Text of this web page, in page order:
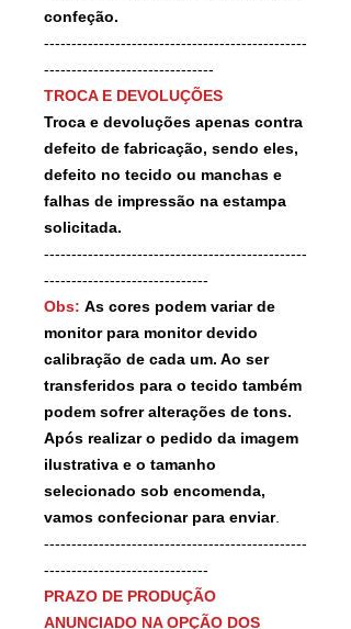
confeção.
------------------------------------------------
-------------------------------
TROCA E DEVOLUÇÕES
Troca e devoluções apenas contra
defeito de fabricação, sendo eles,
defeito no tecido ou manchas e
falhas de impressão na estampa
solicitada.
------------------------------------------------
------------------------------
Obs: As cores podem variar de
monitor para monitor devido
calibração de cada um. Ao ser
transferidos para o tecido também
podem sofrer alterações de tons.
Após realizar o pedido da imagem
ilustrativa e o tamanho
selecionado sob encomenda,
vamos confecionar para enviar.
------------------------------------------------
------------------------------
PRAZO DE PRODUÇÃO
ANUNCIADO NA OPÇÃO DOS